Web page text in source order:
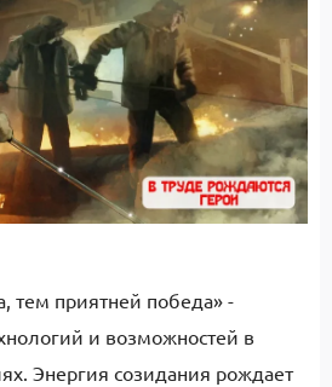
тем приятней победа» -
и возможностей в
Энергия созидания рождает